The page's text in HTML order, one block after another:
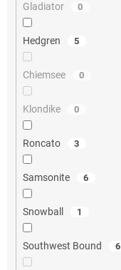
Gladiator 0
Hedgren 5
Chiemsee 0
Klondike 0
Roncato 3
Samsonite 6
Snowball 1
Southwest Bound 6